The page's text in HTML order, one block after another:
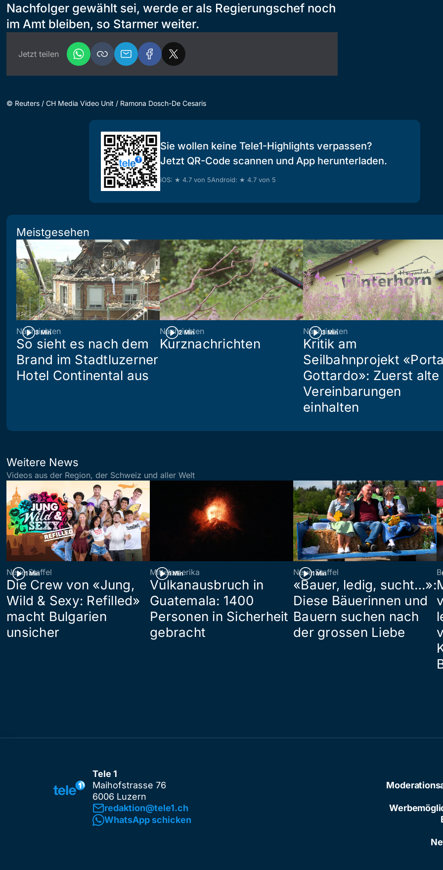
Nachfolger gewählt sei, werde er als Regierungschef noch
im Amt bleiben, so Starmer weiter.
Jetzt teilen
© Reuters / CH Media Video Unit / Ramona Dosch-De Cesaris
Sie wollen keine Tele1-Highlights verpassen?
Jetzt QR-Code scannen und App herunterladen.
iOS: ★ 4.7 von 5Android: ★ 4.7 von 5
Meistgesehen
3 Min
Nachrichten
So sieht es nach dem
Brand im Stadtluzerner
Hotel Continental aus
2 Min
Nachrichten
Kurznachrichten
3 Min
Nachrichten
Kritik am
Seilbahnprojekt «Porta
Gottardo»: Zuerst alte
Vereinbarungen
einhalten
Weitere News
Videos aus der Region, der Schweiz und aller Welt
1 Min
Neue Staffel
Die Crew von «Jung,
Wild & Sexy: Refilled»
macht Bulgarien
unsicher
1 Min
Mittelamerika
Vulkanausbruch in
Guatemala: 1400
Personen in Sicherheit
gebracht
1 Min
Neue Staffel
«Bauer, ledig, sucht…»:
Diese Bäuerinnen und
Bauern suchen nach
der grossen Liebe
Tele 1
Maihofstrasse 76
6006 Luzern
redaktion@tele1.ch
WhatsApp schicken